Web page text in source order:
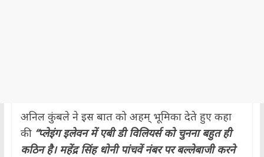
अनिल कुंबले ने इस बात को अहम् भूमिका देते हुए कहा
की “प्लेइंग इलेवन में एबी डी विलियर्स को चुनना बहुत ही
कठिन है। महेंद्र सिंह धोनी पांचवें नंबर पर बल्लेबाजी करने